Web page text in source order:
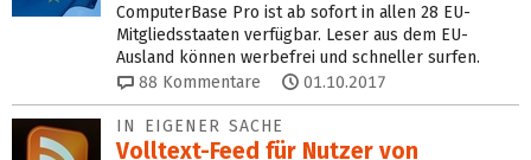
ComputerBase Pro ist ab sofort in allen 28 EU-
Mitgliedsstaaten verfügbar. Leser aus dem EU-
Ausland können werbefrei und schneller surfen.
88 Kommentare 01.10.2017
IN EIGENER SACHE
Volltext-Feed für Nutzer von